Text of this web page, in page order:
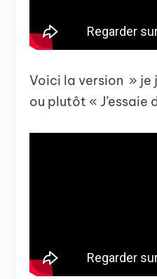
Voici la version » je
ou plutôt « J’essaie